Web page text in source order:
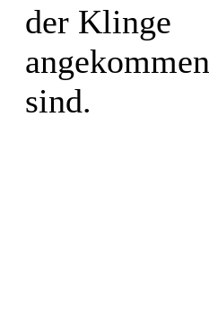
der Klinge
angekommen
sind.